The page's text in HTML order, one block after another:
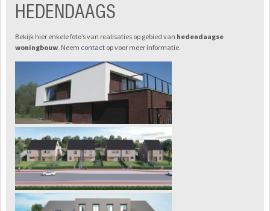
HEDENDAAGS
Bekijk hier enkele foto’s van realisaties op gebied van hedendaagse
woningbouw. Neem contact op voor meer informatie.